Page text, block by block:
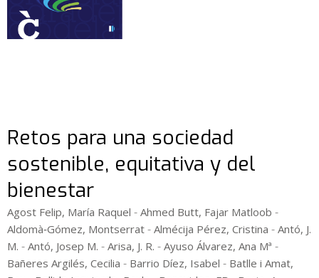
Retos para una sociedad
sostenible, equitativa y del
bienestar
Agost Felip, María Raquel - Ahmed Butt, Fajar Matloob -
Aldomà‑Gómez, Montserrat - Almécija Pérez, Cristina - Antó, J.
M. - Antó, Josep M. - Arisa, J. R. - Ayuso Álvarez, Ana Mª -
Bañeres Argilés, Cecilia - Barrio Díez, Isabel - Batlle i Amat,